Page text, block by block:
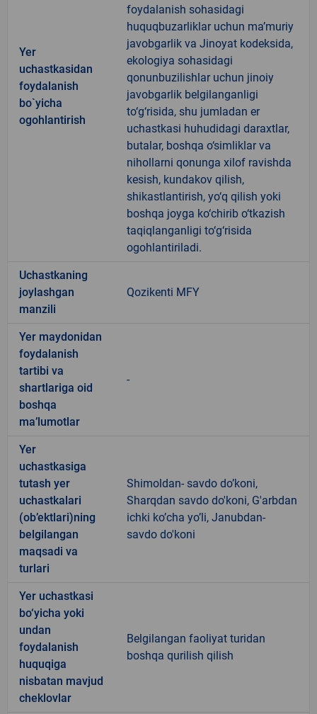
Yer
uchastkasidan
foydalanish
bo`yicha
ogohlantirish
foydalanish sohasidagi
huquqbuzarliklar uchun ma’muriy
javobgarlik va Jinoyat kodeksida,
ekologiya sohasidagi
qonunbuzilishlar uchun jinoiy
javobgarlik belgilanganligi
to‘g‘risida, shu jumladan er
uchastkasi huhudidagi daraxtlar,
butalar, boshqa o‘simliklar va
nihollarni qonunga xilof ravishda
kesish, kundakov qilish,
shikastlantirish, yo‘q qilish yoki
boshqa joyga ko‘chirib o‘tkazish
taqiqlanganligi to‘g‘risida
ogohlantiriladi.
Uchastkaning
joylashgan
manzili
Qozikenti MFY
Yer maydonidan
foydalanish
tartibi va
shartlariga oid
boshqa
ma’lumotlar
-
Yer
uchastkasiga
tutash yer
uchastkalari
(ob’ektlari)ning
belgilangan
maqsadi va
turlari
Shimoldan- savdo do’koni,
Sharqdan savdo do'koni, G'arbdan
ichki ko’cha yo’li, Janubdan-
savdo do'koni
Yer uchastkasi
bo‘yicha yoki
undan
foydalanish
huquqiga
nisbatan mavjud
cheklovlar
Belgilangan faoliyat turidan
boshqa qurilish qilish